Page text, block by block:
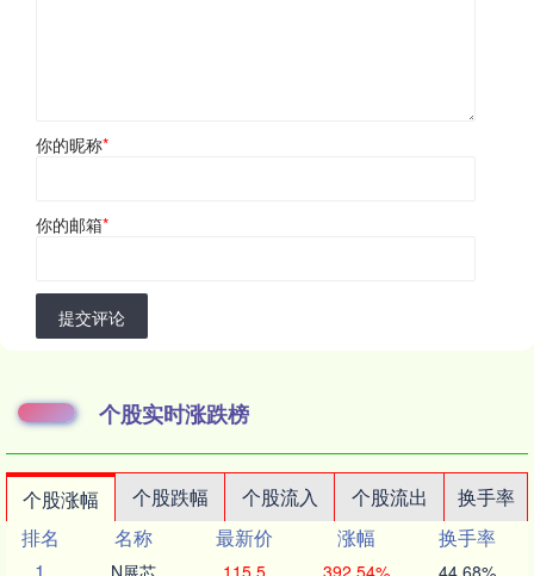
你的昵称*
你的邮箱*
提交评论
个股实时涨跌榜
个股涨幅 个股跌幅 个股流入 个股流出
换手率
排名
名称 最新价 涨幅
换手率